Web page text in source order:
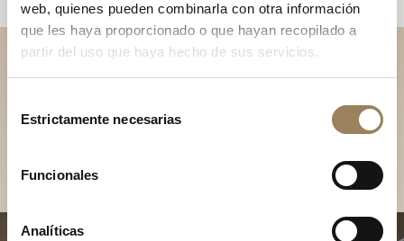
web, quienes pueden combinarla con otra información
que les haya proporcionado o que hayan recopilado a
partir del uso que haya hecho de sus servicios.
Estrictamente necesarias
Funcionales
Analíticas
Descubra nuestras
colecciones en boutique